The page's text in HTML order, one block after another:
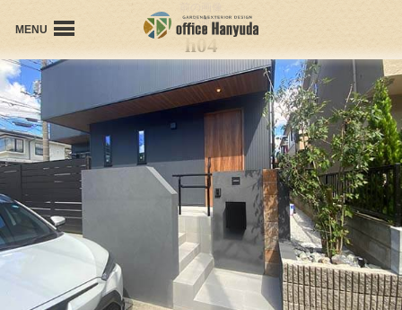
MENU
office Hanyudaの想い
会社概要
プロフィール
個人受賞歴
施工事例
お問い合わせ
次の画像
h04